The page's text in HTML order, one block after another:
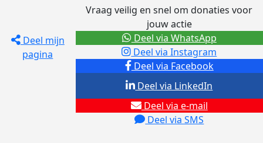
Deel mijn
pagina
Vraag veilig en snel om donaties voor
jouw actie
Deel via Facebook
Deel via Instagram
Deel via e-mail
Deel via SMS
Deel via LinkedIn
Deel via WhatsApp